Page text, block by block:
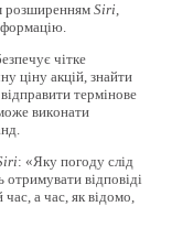
розширенням Siri,
чітке
ціну акцій, знайти
термінове
виконати
: «Яку погоду слід
відповіді
а час, як відомо,